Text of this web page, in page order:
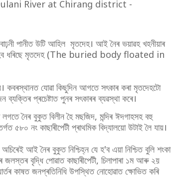
পানীত উটি আহিল মৃতদেহ। আই নৈৰ ভয়াৱহ খহনীয়াৰ
আহিব ধৰিছে মৃতদেহ (The buried body floated in
কবৰস্থানত যোৱা কিছুদিন আগতে সৎকাৰ কৰা মৃতদেহটো
ব্যক্তিৰ প্ৰচেষ্টাত পুনৰ সৎকাৰৰ ব্যৱস্থা কৰে।
নৈৰ বুকুত বিলীন হৈ মছজিদ, মন্দিৰ ঈদগাহসহ বহু
৫৮০ নং কাছাৰীপেটী প্ৰাথমিক বিদ্যালয়ো উটাই লৈ যায়।
আই নৈৰ বুকুত নিশ্চিহ্ন যে হ'ব এয়া নিশ্চিত বুলি শংকা
বৃদ্ধি পোৱাত কাছাৰীপেটী, চিলাপাৰা ১ম আৰু ২য়
কাষত জনপ্ৰতিনিধি উপস্থিত নোহোৱাত ক্ষোভিত কৰি